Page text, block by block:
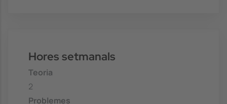
Hores setmanals
Teoria
2
Problemes